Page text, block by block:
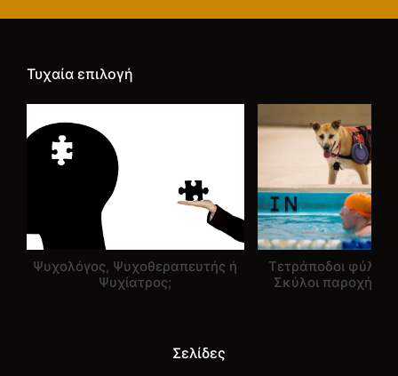
Τυχαία επιλογή
Ψυχολόγος, Ψυχοθεραπευτής ή
Ψυχίατρος;
Τετράποδοι
Σκύλοι παροχής
Σελίδες